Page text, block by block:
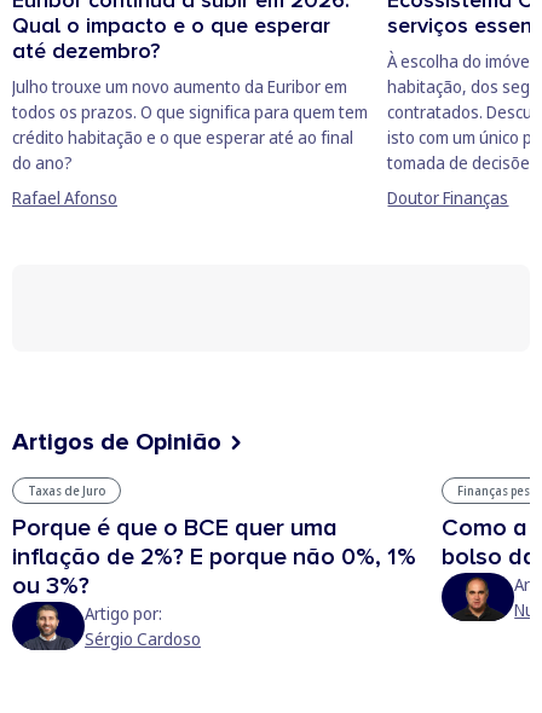
Qual o impacto e o que esperar
até dezembro?
Julho trouxe um novo aumento da Euribor em
todos os prazos. O que significa para quem tem
crédito habitação e o que esperar até ao final
do ano?
Rafael Afonso
serviços
À escolha do
habitação, dos
contratados.
isto com um único
tomada de decisões.
Doutor Finanças
Artigos de Opinião
Taxas de Juro
Porque é que o BCE quer uma
inflação de 2%? E porque não 0%, 1%
ou 3%?
Artigo por:
Sérgio Cardoso
Finanças
Como a
bolso